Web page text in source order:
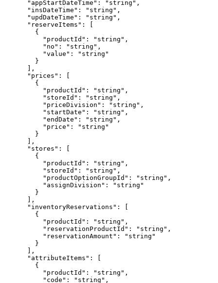
"appStartDateTime" : " string " ,
"insDateTime" : " string " ,
"updDateTime" : " string " ,
"reserveItems" : [
{
"productId" : " string " ,
"no" : " string " ,
"value" : " string "
}
],
"prices" : [
{
"productId" : " string " ,
"storeId" : " string " ,
"priceDivision" : " string " ,
"startDate" : " string " ,
"endDate" : " string " ,
"price" : " string "
}
],
"stores" : [
{
"productId" : " string " ,
"storeId" : " string " ,
"productOptionGroupId" : " string " ,
"assignDivision" : " string "
}
],
"inventoryReservations" : [
{
"productId" : " string " ,
"reservationProductId" : " string " ,
"reservationAmount" : " string "
}
],
"attributeItems" : [
{
"productId" : " string " ,
"code" : " string " ,